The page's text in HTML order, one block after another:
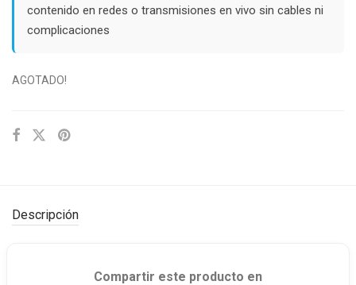
contenido en redes o transmisiones en vivo sin cables ni
complicaciones
AGOTADO!
Descripción
Compartir este producto en